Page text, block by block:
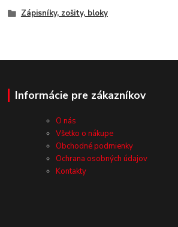
Zápisníky, zošity, bloky
Informácie pre zákazníkov
O nás
Všetko o nákupe
Obchodné podmienky
Ochrana osobných údajov
Kontakty